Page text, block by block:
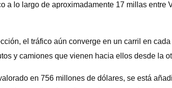
lo largo de aproximadamente 17 millas entre
el tráfico aún converge en un carril en
y camiones que vienen hacia ellos desde la
en 756 millones de dólares, se está